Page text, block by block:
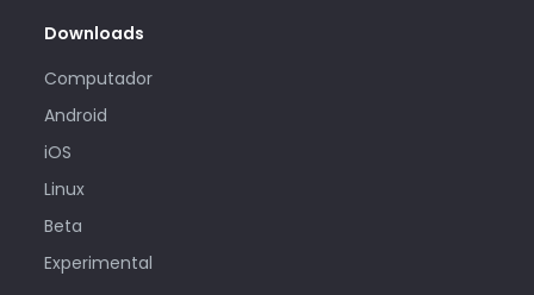
Downloads
Computador
Android
iOS
Linux
Beta
Experimental